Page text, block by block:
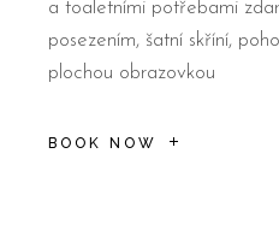
a toaletními potřebami
posezením, šatní skříní,
plochou obrazovkou
BOOK NOW